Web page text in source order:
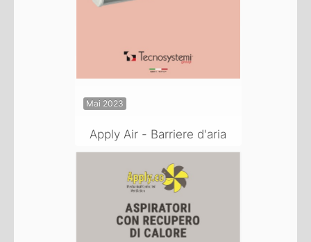
Mai 2023
Apply Air - Barriere d'aria